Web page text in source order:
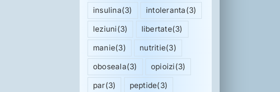
insulina(3) intoleranta(3)
leziuni(3) libertate(3)
manie(3) nutritie(3)
oboseala(3) opioizi(3)
par(3) peptide(3)